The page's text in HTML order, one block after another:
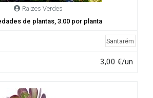
Raizes Verdes
de plantas, 3.00 por planta
Santarém
3,00 €/un